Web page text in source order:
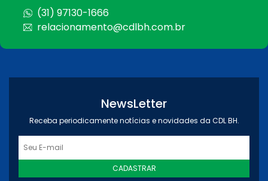
(31) 97130-1666
relacionamento@cdlbh.com.br
NewsLetter
Receba periodicamente notícias e novidades da CDL BH.
CADASTRAR